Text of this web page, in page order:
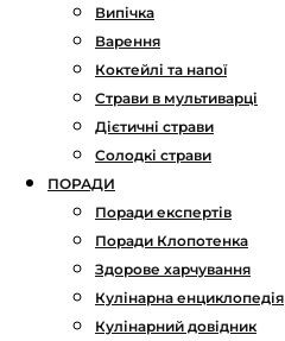
Випічка
Варення
Коктейлі та напої
Страви в мультиварці
Дієтичні страви
Солодкі страви
ПОРАДИ
Поради експертів
Поради Клопотенка
Здорове харчування
Кулінарна енциклопедія
Кулінарний довідник